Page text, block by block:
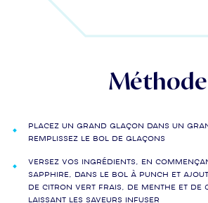
Méthode
Placez un grand glaçon dans un
remplissez le bol de glaçons
Versez vos ingrédients, en
SAPPHIRE, dans le bol à punch et
de citron vert frais, de menthe et de
laissant les saveurs infuser